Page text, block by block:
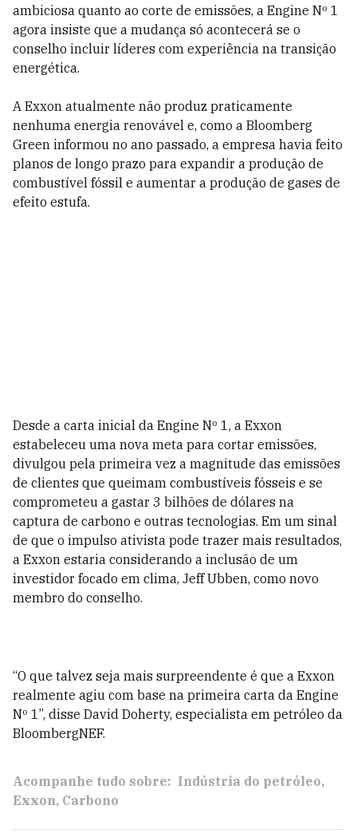
ambiciosa quanto ao corte de emissões, a Engine Nº 1
agora insiste que a mudança só acontecerá se o
conselho incluir líderes com experiência na transição
energética.
A Exxon atualmente não produz praticamente
nenhuma energia renovável e, como a Bloomberg
Green informou no ano passado, a empresa havia feito
planos de longo prazo para expandir a produção de
combustível fóssil e aumentar a produção de gases de
efeito estufa.
Desde a carta inicial da Engine Nº 1, a Exxon
estabeleceu uma nova meta para cortar emissões,
divulgou pela primeira vez a magnitude das emissões
de clientes que queimam combustíveis fósseis e se
comprometeu a gastar 3 bilhões de dólares na
captura de carbono e outras tecnologias. Em um sinal
de que o impulso ativista pode trazer mais resultados,
a Exxon estaria considerando a inclusão de um
investidor focado em clima, Jeff Ubben, como novo
membro do conselho.
“O que talvez seja mais surpreendente é que a Exxon
realmente agiu com base na primeira carta da Engine
Nº 1”, disse David Doherty, especialista em petróleo da
BloombergNEF.
Acompanhe tudo sobre: Indústria do petróleo
Exxon Carbono